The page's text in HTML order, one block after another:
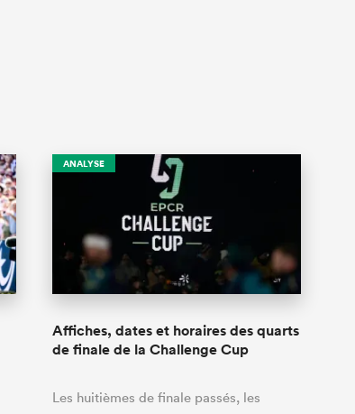
ANALYSE
Affiches, dates et horaires des quarts
de finale de la Challenge Cup
Les huitièmes de finale passés, les